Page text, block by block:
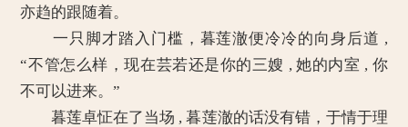
亦趋的跟随着。
一只脚才踏入门槛，暮莲澈便冷冷的向身后道 ,
“不管怎么样，现在芸若还是你的三嫂 , 她的内室 , 你
不可以进来。”
暮莲卓怔在了当场 , 暮莲澈的话没有错，于情于理